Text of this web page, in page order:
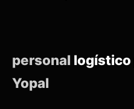
personal logístico
Yopal